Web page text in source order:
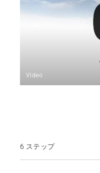
Video
6 ステップ